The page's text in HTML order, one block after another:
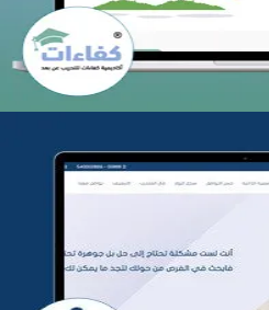
ياسر الحزيمي